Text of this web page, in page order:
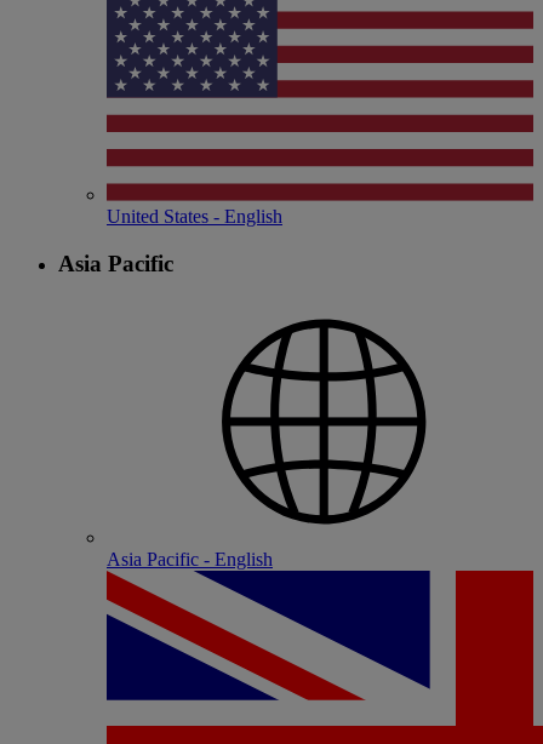
United States - English
Asia Pacific
Asia Pacific - English